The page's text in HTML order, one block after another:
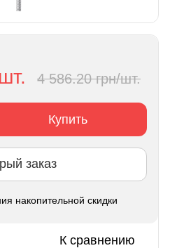
4 586.20 грн/шт.
Купить
заказ
накопительной скидки
К сравнению